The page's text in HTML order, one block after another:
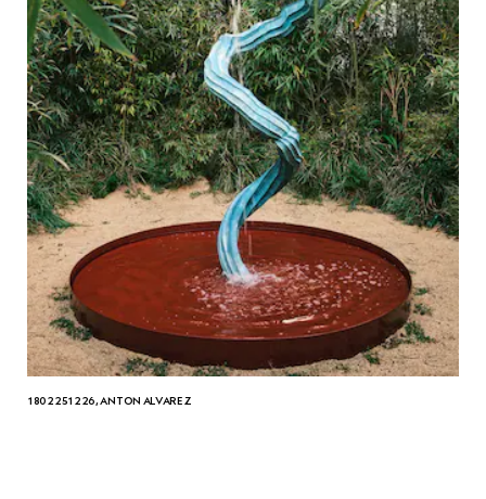
1802251226, ANTON ALVAREZ